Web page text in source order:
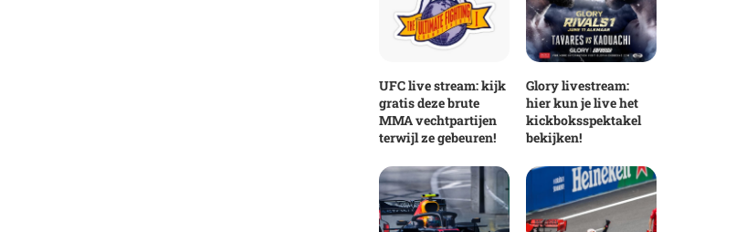
UFC live stream: kijk
gratis deze brute
MMA vechtpartijen
terwijl ze gebeuren!
Glory livestream:
hier kun je live het
kickboksspektakel
bekijken!